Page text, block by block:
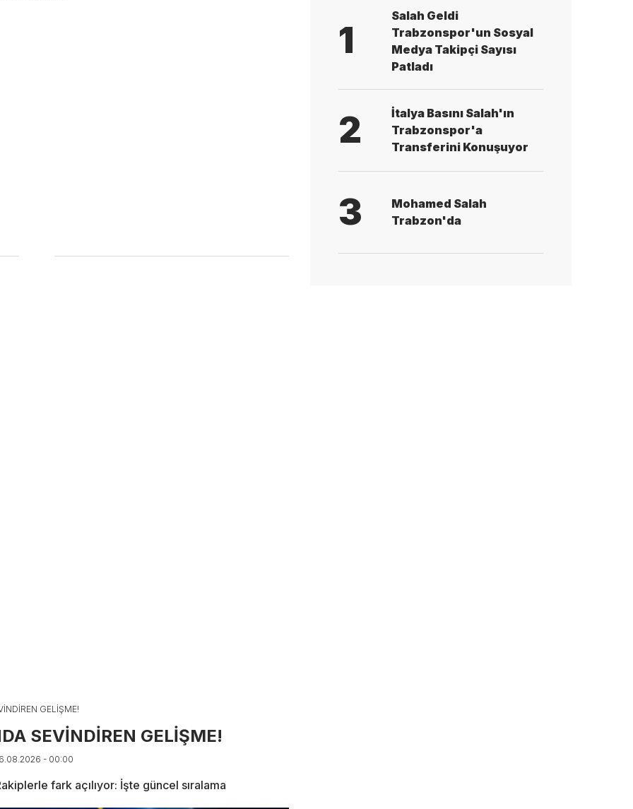
GELİŞME!
SEVİNDİREN GELİŞME!
- 00:00
fark açılıyor: İşte güncel sıralama
1
Salah Geldi
Trabzonspor'un Sosyal
Medya Takipçi Sayısı
Patladı
2
İtalya Basını Salah'ın
Trabzonspor'a
Transferini Konuşuyor
3
Mohamed Salah
Trabzon'da